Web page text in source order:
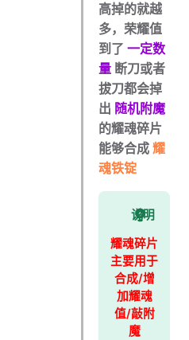
高掉的就越
多，荣耀值
到了一定数
量 断刀或者
拔刀都会掉
出 随机附魔
的耀魂碎片
能够合成耀
魂铁锭
说明
耀魂碎片
主要用于
合成/增
加耀魂
值/敲附
魔